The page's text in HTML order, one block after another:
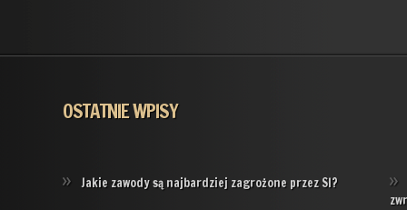
OSTATNIE WPISY
Jakie zawody są najbardziej zagrożone przez SI?